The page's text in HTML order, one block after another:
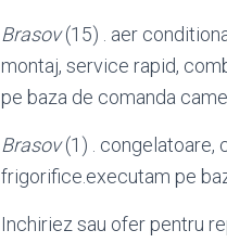
Brasov(15) . aer
montaj, service rapid,
pe baza de comanda
Brasov(1) . congelatoare,
frigorifice.executam pe
Inchiriez sau ofer pentru